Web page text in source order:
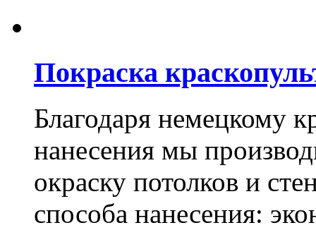
Покраска
Благодаря немецкому
нанесения мы
окраску потолков и
способа нанесения: